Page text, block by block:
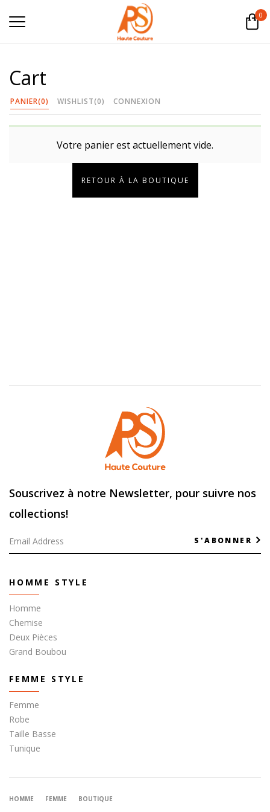
0
Cart
PANIER(0) WISHLIST(0) CONNEXION
Votre panier est actuellement vide.
RETOUR À LA BOUTIQUE
Souscrivez à notre Newsletter, pour suivre nos
collections!
S'ABONNER
HOMME STYLE
Homme
Chemise
Deux Pièces
Grand Boubou
FEMME STYLE
Femme
Robe
Taille Basse
Tunique
HOMME FEMME BOUTIQUE